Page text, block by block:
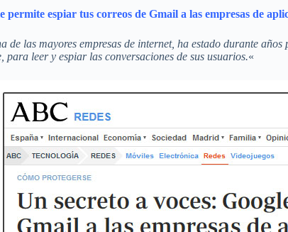
permite espiar tus correos de Gmail a las empresas de
de las mayores empresas de internet, ha estado durante
leer y espiar las conversaciones de sus usuarios.«